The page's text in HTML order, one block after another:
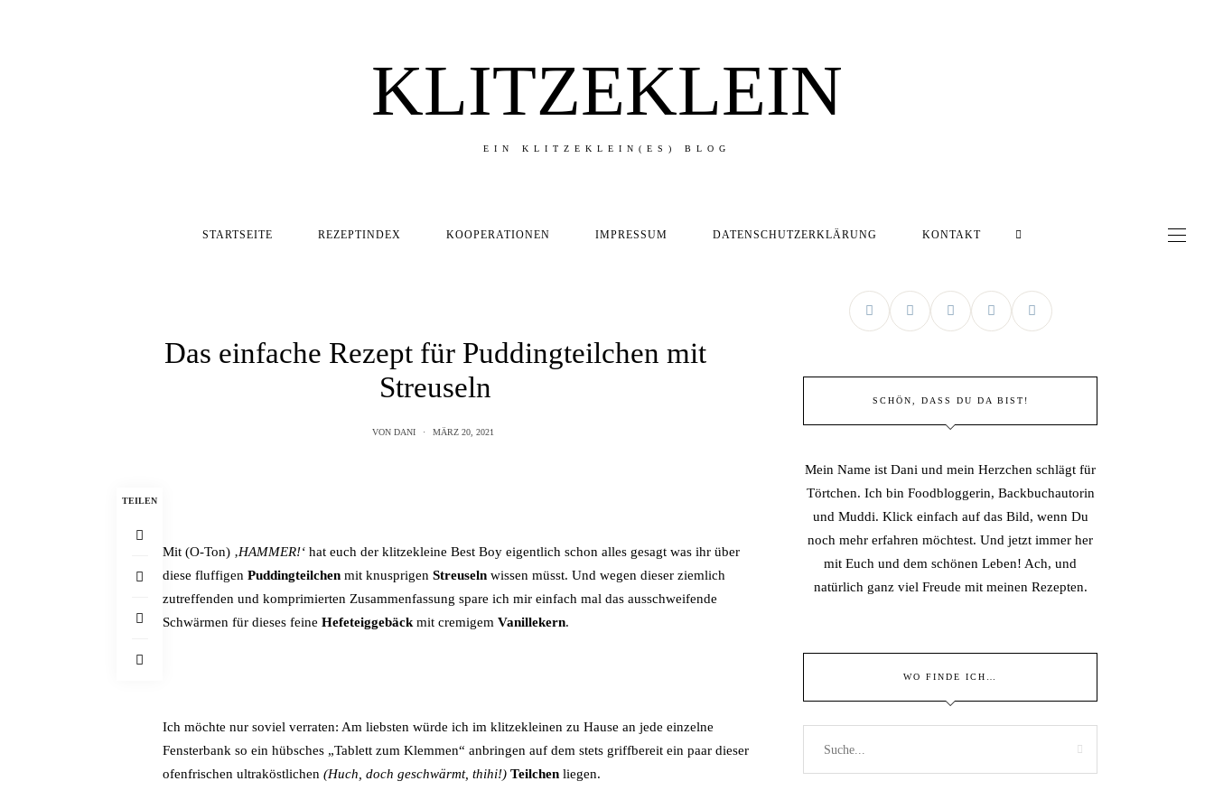
KLITZEKLEIN
EIN KLITZEKLEIN(ES) BLOG
STARTSEITE REZEPTINDEX KOOPERATIONEN IMPRESSUM DATENSCHUTZERKLÄRUNG KONTAKT
Das einfache Rezept für Puddingteilchen mit
Streuseln
VON DANI MÄRZ 20, 2021
TEILEN
Mit (O-Ton) ‚HAMMER!‘ hat euch der klitzekleine Best Boy eigentlich schon alles gesagt was ihr über
diese fluffigenPuddingteilchen mit knusprigenStreuselnwissen müsst. Und wegen dieser ziemlich
zutreffenden und komprimierten Zusammenfassung spare ich mir einfach mal das ausschweifende
Schwärmen für dieses feineHefeteiggebäck mit cremigemVanillekern.
Ich möchte nur soviel verraten: Am liebsten würde ich im klitzekleinen zu Hause an jede einzelne
Fensterbank so ein hübsches „Tablett zum Klemmen“ anbringen auf dem stets griffbereit ein paar dieser
ofenfrischen ultraköstlichen (Huch, doch geschwärmt, thihi!)Teilchen liegen.
SCHÖN, DASS DU DA BIST!
Mein Name ist Dani und mein Herzchen schlägt für
Törtchen. Ich bin Foodbloggerin, Backbuchautorin
und Muddi. Klick einfach auf das Bild, wenn Du
noch mehr erfahren möchtest. Und jetzt immer her
mit Euch und dem schönen Leben! Ach, und
natürlich ganz viel Freude mit meinen Rezepten.
WO FINDE ICH…